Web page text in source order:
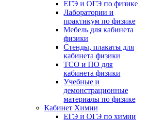
ЕГЭ и ОГЭ по физике
Лаборатории и
практикум по физике
Мебель для кабинета
физики
Стенды, плакаты для
кабинета физики
ТСО и ПО для
кабинета физики
Учебные и
демонстрационные
материалы по физике
Кабинет Химии
ЕГЭ и ОГЭ по химии